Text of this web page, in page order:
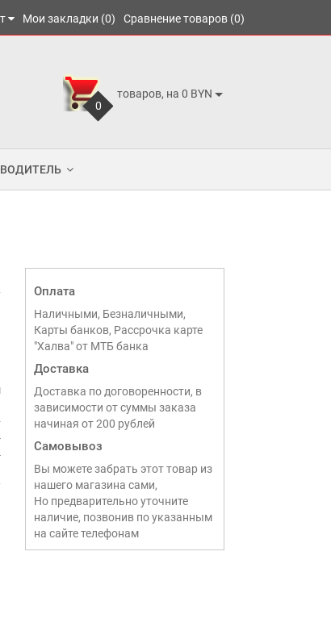
Мои закладки (0) Сравнение товаров (0)
0
товаров, на 0 BYN
Оплата
Наличными, Безналичными,
Карты банков, Рассрочка карте
"Халва" от МТБ банка
Доставка
Доставка по договоренности, в
зависимости от суммы заказа
начиная от 200 рублей
Самовывоз
Вы можете забрать этот товар из
нашего магазина сами,
Но предварительно уточните
наличие, позвонив по указанным
на сайте телефонам